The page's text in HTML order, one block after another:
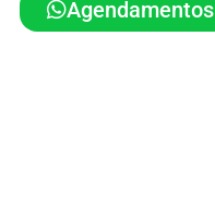
Agendamentos